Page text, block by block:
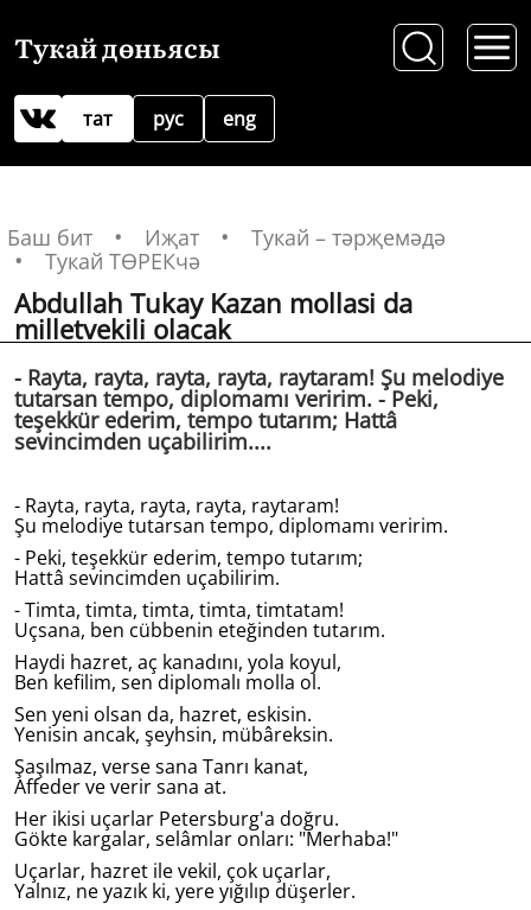
Тукай дөньясы
рус
тат eng
Баш бит Иҗат
Тукай – тәрҗемәдә
Тукай ТӨРЕКчә
Abdullah Tukay Kazan mollasi da
milletvekili olacak
- Rayta, rayta, rayta, rayta, raytaram! Şu melodiye
tutarsan tempo, diplomamı veririm. - Peki,
teşekkür ederim, tempo tutarım; Hattâ
sevincimden uçabilirim....
- Rayta, rayta, rayta, rayta, raytaram!
Şu melodiye tutarsan tempo, diplomamı veririm.
- Peki, teşekkür ederim, tempo tutarım;
Hattâ sevincimden uçabilirim.
- Timta, timta, timta, timta, timtatam!
Uçsana, ben cübbenin eteğinden tutarım.
Haydi hazret, aç kanadını, yola koyul,
Ben kefilim, sen diplomalı molla ol.
Sen yeni olsan da, hazret, eskisin.
Yenisin ancak, şeyhsin, mübâreksin.
Şaşılmaz, verse sana Tanrı kanat,
Affeder ve verir sana at.
Her ikisi uçarlar Petersburg'a doğru.
Gökte kargalar, selâmlar onları: "Merhaba!"
Uçarlar, hazret ile vekil, çok uçarlar,
Yalnız, ne yazık ki, yere yığılıp düşerler.